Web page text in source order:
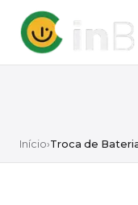
Início›Troca de